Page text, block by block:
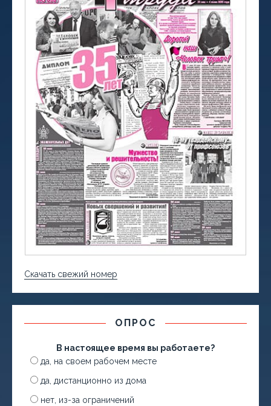
Скачать свежий номер
ОПРОС
В настоящее время вы работаете?
да, на своем рабочем месте
да, дистанционно из дома
нет, из-за ограничений